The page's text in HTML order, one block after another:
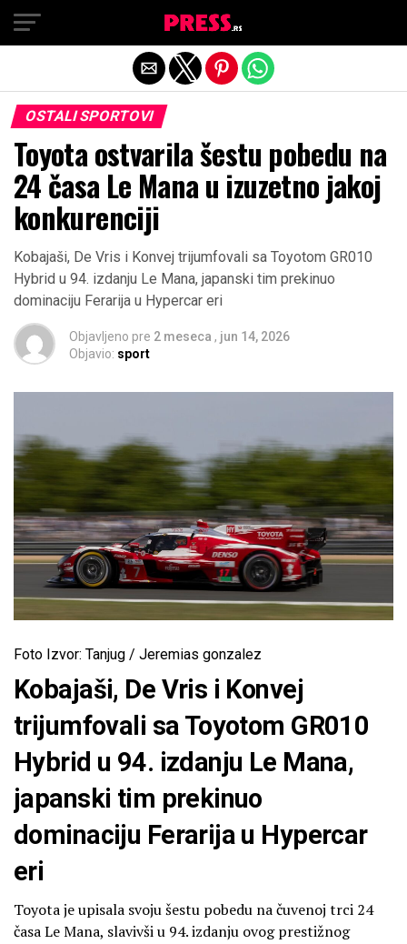
OSTALI SPORTOVI
Toyota ostvarila šestu pobedu na
24 časa Le Mana u izuzetno jakoj
konkurenciji
Kobajaši, De Vris i Konvej trijumfovali sa Toyotom GR010
Hybrid u 94. izdanju Le Mana, japanski tim prekinuo
dominaciju Ferarija u Hypercar eri
Objavljeno pre 2 meseca , jun 14, 2026
Objavio: sport
Foto Izvor: Tanjug / Jeremias gonzalez
Kobajaši, De Vris i Konvej
trijumfovali sa Toyotom GR010
Hybrid u 94. izdanju Le Mana,
japanski tim prekinuo
dominaciju Ferarija u Hypercar
eri
Toyota je upisala svoju šestu pobedu na čuvenoj trci 24
časa Le Mana, slavivši u 94. izdanju ovog prestižnog
Exit mobile version